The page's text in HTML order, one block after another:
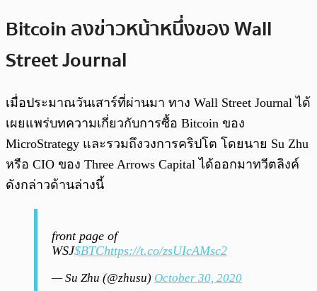
Bitcoin ลงข่าวหน้าหนึ่งของ Wall
Street Journal
เมื่อประมาณวันเสาร์ที่ผ่านมา ทาง Wall Street Journal ได้
เผยแพร่บทความเกี่ยวกับการซื้อ Bitcoin ของ
MicroStrategy และรวมถึงวงการคริปโต โดยนาย Su Zhu
หรือ CIO ของ Three Arrows Capital ได้ออกมาทวีตลิงค์
ดังกล่าวด้านล่างนี้
front page of
WSJ$BTChttps://t.co/zsUIcAMsc2
— Su Zhu (@zhusu) October 30, 2020